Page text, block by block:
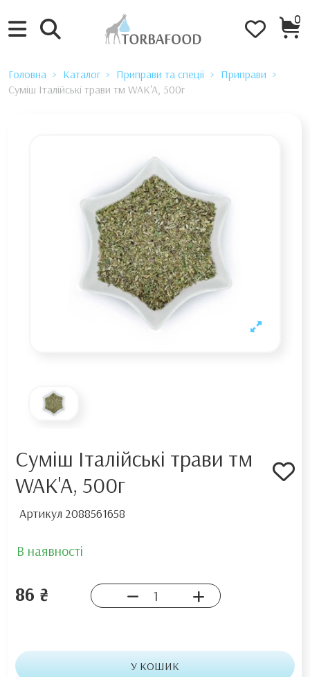
0
Головна Каталог Приправи та спеції
Приправи
Суміш Італійські трави тм WAK'A, 500г
Суміш Італійські трави тм
WAK'A, 500г
Артикул 2088561658
В наявності
86 ₴
У КОШИК